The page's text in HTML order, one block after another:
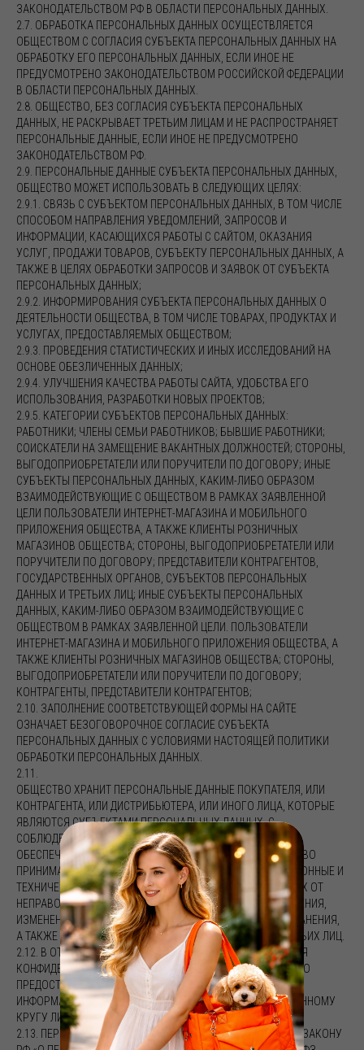
ЗАКОНОДАТЕЛЬСТВОМ РФ В ОБЛАСТИ ПЕРСОНАЛЬНЫХ ДАННЫХ.
2.7. ОБРАБОТКА ПЕРСОНАЛЬНЫХ ДАННЫХ ОСУЩЕСТВЛЯЕТСЯ
ОБЩЕСТВОМ С СОГЛАСИЯ СУБЪЕКТА ПЕРСОНАЛЬНЫХ ДАННЫХ НА
ОБРАБОТКУ ЕГО ПЕРСОНАЛЬНЫХ ДАННЫХ, ЕСЛИ ИНОЕ НЕ
ПРЕДУСМОТРЕНО ЗАКОНОДАТЕЛЬСТВОМ РОССИЙСКОЙ ФЕДЕРАЦИИ
В ОБЛАСТИ ПЕРСОНАЛЬНЫХ ДАННЫХ.
2.8. ОБЩЕСТВО, БЕЗ СОГЛАСИЯ СУБЪЕКТА ПЕРСОНАЛЬНЫХ
ДАННЫХ, НЕ РАСКРЫВАЕТ ТРЕТЬИМ ЛИЦАМ И НЕ РАСПРОСТРАНЯЕТ
ПЕРСОНАЛЬНЫЕ ДАННЫЕ, ЕСЛИ ИНОЕ НЕ ПРЕДУСМОТРЕНО
ЗАКОНОДАТЕЛЬСТВОМ РФ.
2.9. ПЕРСОНАЛЬНЫЕ ДАННЫЕ СУБЪЕКТА ПЕРСОНАЛЬНЫХ ДАННЫХ,
ОБЩЕСТВО МОЖЕТ ИСПОЛЬЗОВАТЬ В СЛЕДУЮЩИХ ЦЕЛЯХ:
2.9.1. СВЯЗЬ С СУБЪЕКТОМ ПЕРСОНАЛЬНЫХ ДАННЫХ, В ТОМ ЧИСЛЕ
СПОСОБОМ НАПРАВЛЕНИЯ УВЕДОМЛЕНИЙ, ЗАПРОСОВ И
ИНФОРМАЦИИ, КАСАЮЩИХСЯ РАБОТЫ С САЙТОМ, ОКАЗАНИЯ
УСЛУГ, ПРОДАЖИ ТОВАРОВ, СУБЪЕКТУ ПЕРСОНАЛЬНЫХ ДАННЫХ, А
ТАКЖЕ В ЦЕЛЯХ ОБРАБОТКИ ЗАПРОСОВ И ЗАЯВОК ОТ СУБЪЕКТА
ПЕРСОНАЛЬНЫХ ДАННЫХ;
2.9.2. ИНФОРМИРОВАНИЯ СУБЪЕКТА ПЕРСОНАЛЬНЫХ ДАННЫХ О
ДЕЯТЕЛЬНОСТИ ОБЩЕСТВА, В ТОМ ЧИСЛЕ ТОВАРАХ, ПРОДУКТАХ И
УСЛУГАХ, ПРЕДОСТАВЛЯЕМЫХ ОБЩЕСТВОМ;
2.9.3. ПРОВЕДЕНИЯ СТАТИСТИЧЕСКИХ И ИНЫХ ИССЛЕДОВАНИЙ НА
ОСНОВЕ ОБЕЗЛИЧЕННЫХ ДАННЫХ;
2.9.4. УЛУЧШЕНИЯ КАЧЕСТВА РАБОТЫ САЙТА, УДОБСТВА ЕГО
ИСПОЛЬЗОВАНИЯ, РАЗРАБОТКИ НОВЫХ ПРОЕКТОВ;
2.9.5. КАТЕГОРИИ СУБЪЕКТОВ ПЕРСОНАЛЬНЫХ ДАННЫХ:
РАБОТНИКИ; ЧЛЕНЫ СЕМЬИ РАБОТНИКОВ; БЫВШИЕ РАБОТНИКИ;
СОИСКАТЕЛИ НА ЗАМЕЩЕНИЕ ВАКАНТНЫХ ДОЛЖНОСТЕЙ; СТОРОНЫ,
ВЫГОДОПРИОБРЕТАТЕЛИ ИЛИ ПОРУЧИТЕЛИ ПО ДОГОВОРУ; ИНЫЕ
СУБЪЕКТЫ ПЕРСОНАЛЬНЫХ ДАННЫХ, КАКИМ-ЛИБО ОБРАЗОМ
ВЗАИМОДЕЙСТВУЮЩИЕ С ОБЩЕСТВОМ В РАМКАХ ЗАЯВЛЕННОЙ
ЦЕЛИ ПОЛЬЗОВАТЕЛИ ИНТЕРНЕТ-МАГАЗИНА И МОБИЛЬНОГО
ПРИЛОЖЕНИЯ ОБЩЕСТВА, А ТАКЖЕ КЛИЕНТЫ РОЗНИЧНЫХ
МАГАЗИНОВ ОБЩЕСТВА; СТОРОНЫ, ВЫГОДОПРИОБРЕТАТЕЛИ ИЛИ
ПОРУЧИТЕЛИ ПО ДОГОВОРУ; ПРЕДСТАВИТЕЛИ КОНТРАГЕНТОВ,
ГОСУДАРСТВЕННЫХ ОРГАНОВ, СУБЪЕКТОВ ПЕРСОНАЛЬНЫХ
ДАННЫХ И ТРЕТЬИХ ЛИЦ; ИНЫЕ СУБЪЕКТЫ ПЕРСОНАЛЬНЫХ
ДАННЫХ, КАКИМ-ЛИБО ОБРАЗОМ ВЗАИМОДЕЙСТВУЮЩИЕ С
ОБЩЕСТВОМ В РАМКАХ ЗАЯВЛЕННОЙ ЦЕЛИ. ПОЛЬЗОВАТЕЛИ
ИНТЕРНЕТ-МАГАЗИНА И МОБИЛЬНОГО ПРИЛОЖЕНИЯ ОБЩЕСТВА, А
ТАКЖЕ КЛИЕНТЫ РОЗНИЧНЫХ МАГАЗИНОВ ОБЩЕСТВА; СТОРОНЫ,
ВЫГОДОПРИОБРЕТАТЕЛИ ИЛИ ПОРУЧИТЕЛИ ПО ДОГОВОРУ;
КОНТРАГЕНТЫ, ПРЕДСТАВИТЕЛИ КОНТРАГЕНТОВ;
2.10. ЗАПОЛНЕНИЕ СООТВЕТСТВУЮЩЕЙ ФОРМЫ НА САЙТЕ
ОЗНАЧАЕТ БЕЗОГОВОРОЧНОЕ СОГЛАСИЕ СУБЪЕКТА
ПЕРСОНАЛЬНЫХ ДАННЫХ С УСЛОВИЯМИ НАСТОЯЩЕЙ ПОЛИТИКИ
ОБРАБОТКИ ПЕРСОНАЛЬНЫХ ДАННЫХ.
2.11.
ОБЩЕСТВО ХРАНИТ ПЕРСОНАЛЬНЫЕ ДАННЫЕ ПОКУПАТЕЛЯ, ИЛИ
КОНТРАГЕНТА, ИЛИ ДИСТРИБЬЮТЕРА, ИЛИ ИНОГО ЛИЦА, КОТОРЫЕ
ЯВЛЯЮТСЯ СУБЪЕКТАМИ ПЕРСОНАЛЬНЫХ ДАННЫХ, С
СОБЛЮДЕНИЕМ ТРЕБОВАНИЙ ЗАКОНОДАТЕЛЬСТВА РФ И
ОБЕСПЕЧИВАЕТ ИХ НАДЛЕЖАЩУЮ СОХРАННОСТЬ. ОБЩЕСТВО
ПРИНИМАЕТ НЕОБХОДИМЫЕ И ДОСТАТОЧНЫЕ ОРГАНИЗАЦИОННЫЕ И
ТЕХНИЧЕСКИЕ МЕРЫ ДЛЯ ЗАЩИТЫ ПЕРСОНАЛЬНЫХ ДАННЫХ ОТ
НЕПРАВОМЕРНОГО ИЛИ СЛУЧАЙНОГО ДОСТУПА, УНИЧТОЖЕНИЯ,
ИЗМЕНЕНИЯ, БЛОКИРОВАНИЯ, КОПИРОВАНИЯ, РАСПРОСТРАНЕНИЯ,
А ТАКЖЕ ОТ ИНЫХ НЕПРАВОМЕРНЫХ ДЕЙСТВИЙ С НЕЙ ТРЕТЬИХ ЛИЦ.
2.12. В ОТНОШЕНИИ ПЕРСОНАЛЬНЫХ ДАННЫХ СОХРАНЯЕТСЯ
КОНФИДЕНЦИАЛЬНОСТЬ, КРОМЕ СЛУЧАЕВ ДОБРОВОЛЬНОГО
ПРЕДОСТАВЛЕНИЯ СУБЪЕКТОМ ПЕРСОНАЛЬНЫХ ДАННЫХ
ИНФОРМАЦИИ О СЕБЕ ДЛЯ ОБЩЕГО ДОСТУПА НЕОГРАНИЧЕННОМУ
КРУГУ ЛИЦ.
2.13. ПЕРСОНАЛЬНЫЕ ДАННЫЕ, СОГЛАСНО ФЕДЕРАЛЬНОМУ ЗАКОНУ